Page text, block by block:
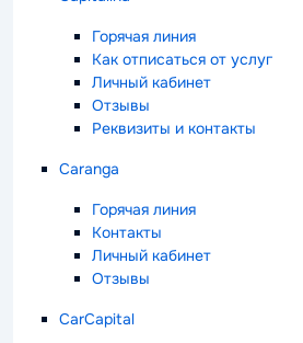
Горячая линия
Как отписаться от услуг
Личный кабинет
Отзывы
Реквизиты и контакты
Caranga
Горячая линия
Контакты
Личный кабинет
Отзывы
CarCapital